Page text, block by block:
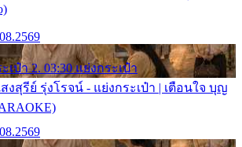
เป๋า 2. 03:30 แย่งกระเป๋า
งสุรีย์ รุ่งโรจน์ - แย่งกระเป๋า | เตือนใจ บุญ